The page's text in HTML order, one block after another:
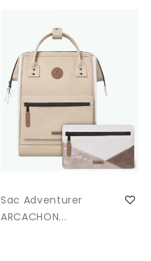
Sac Adventurer
ARCACHON...